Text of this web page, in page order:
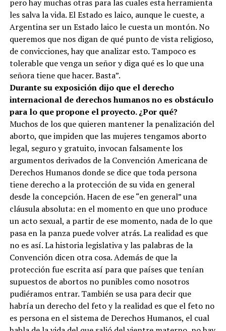
pero hay muchas otras para las cuales esta herramienta
les salva la vida. El Estado es laico, aunque le cueste, a
Argentina ser un Estado laico le cuesta un montón. No
queremos que nos digan de qué punto de vista religioso,
de convicciones, hay que analizar esto. Tampoco es
tolerable que venga un señor y diga qué es lo que una
señora tiene que hacer. Basta”.
Durante su exposición dijo que el derecho
internacional de derechos humanos no es obstáculo
para lo que propone el proyecto. ¿Por qué?
Muchos de los que quieren mantener la penalización del
aborto, que impiden que las mujeres tengamos aborto
legal, seguro y gratuito, invocan falsamente los
argumentos derivados de la Convención Americana de
Derechos Humanos donde se dice que toda persona
tiene derecho a la protección de su vida en general
desde la concepción. Hacen de ese “en general” una
cláusula absoluta: en el momento en que uno produce
un acto sexual, a partir de ese momento, nada de lo que
pasa en la panza puede volver atrás. La realidad es que
no es así. La historia legislativa y las palabras de la
Convención dicen otra cosa. Además de que la
protección fue escrita así para que países que tenían
supuestos de abortos no punibles como nosotros
pudiéramos entrar. También se usa para decir que
habría un derecho del feto y la realidad es que el feto no
es persona en el sistema de Derechos Humanos, el cual